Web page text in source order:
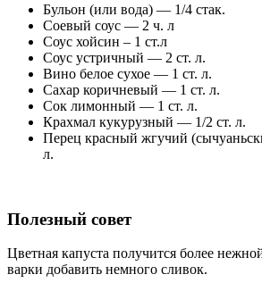
Бульон (или вода) — 1/4 стак.
Соевый соус — 2 ч. л
Соус хойсин – 1 ст.л
Соус устричный — 2 ст. л.
Вино белое сухое — 1 ст. л.
Сахар коричневый — 1 ст. л.
Сок лимонный — 1 ст. л.
Крахмал кукурузный — 1/2 ст. л.
Перец красный жгучий
л.
Полезный совет
Цветная капуста получится более
варки добавить немного сливок.